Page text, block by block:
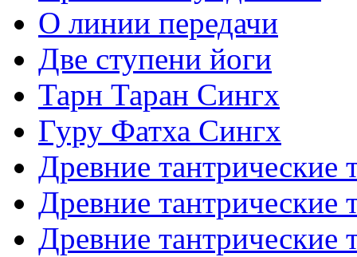
О линии передачи
Две ступени йоги
Тарн Таран Сингх
Гуру Фатха Сингх
Древние тантрические
Древние тантрические
Древние тантрические